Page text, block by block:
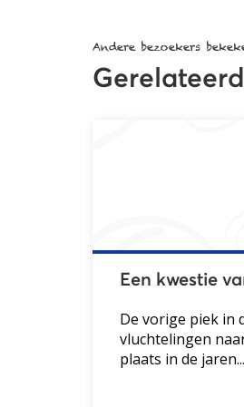
Andere bezoekers
Een kwestie
De vorige piek in
vluchtelingen
plaats in de jaren...